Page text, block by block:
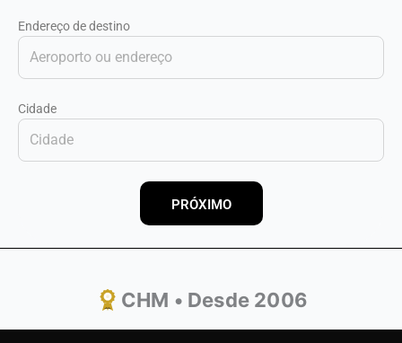
Endereço de destino
Cidade
PRÓXIMO
CHM • Desde 2006